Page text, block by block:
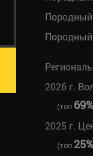
Породный
Породный
2026 г.
(топ 69%
2025 г.
(топ 25%